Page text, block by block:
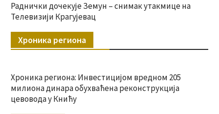
Раднички дочекује Земун – снимак утакмице на
Телевизији Крагујевац
Хроника региона
Хроника региона: Инвестицијом вредном 205
милиона динара обухваћена реконструкција
цевовода у Книћу